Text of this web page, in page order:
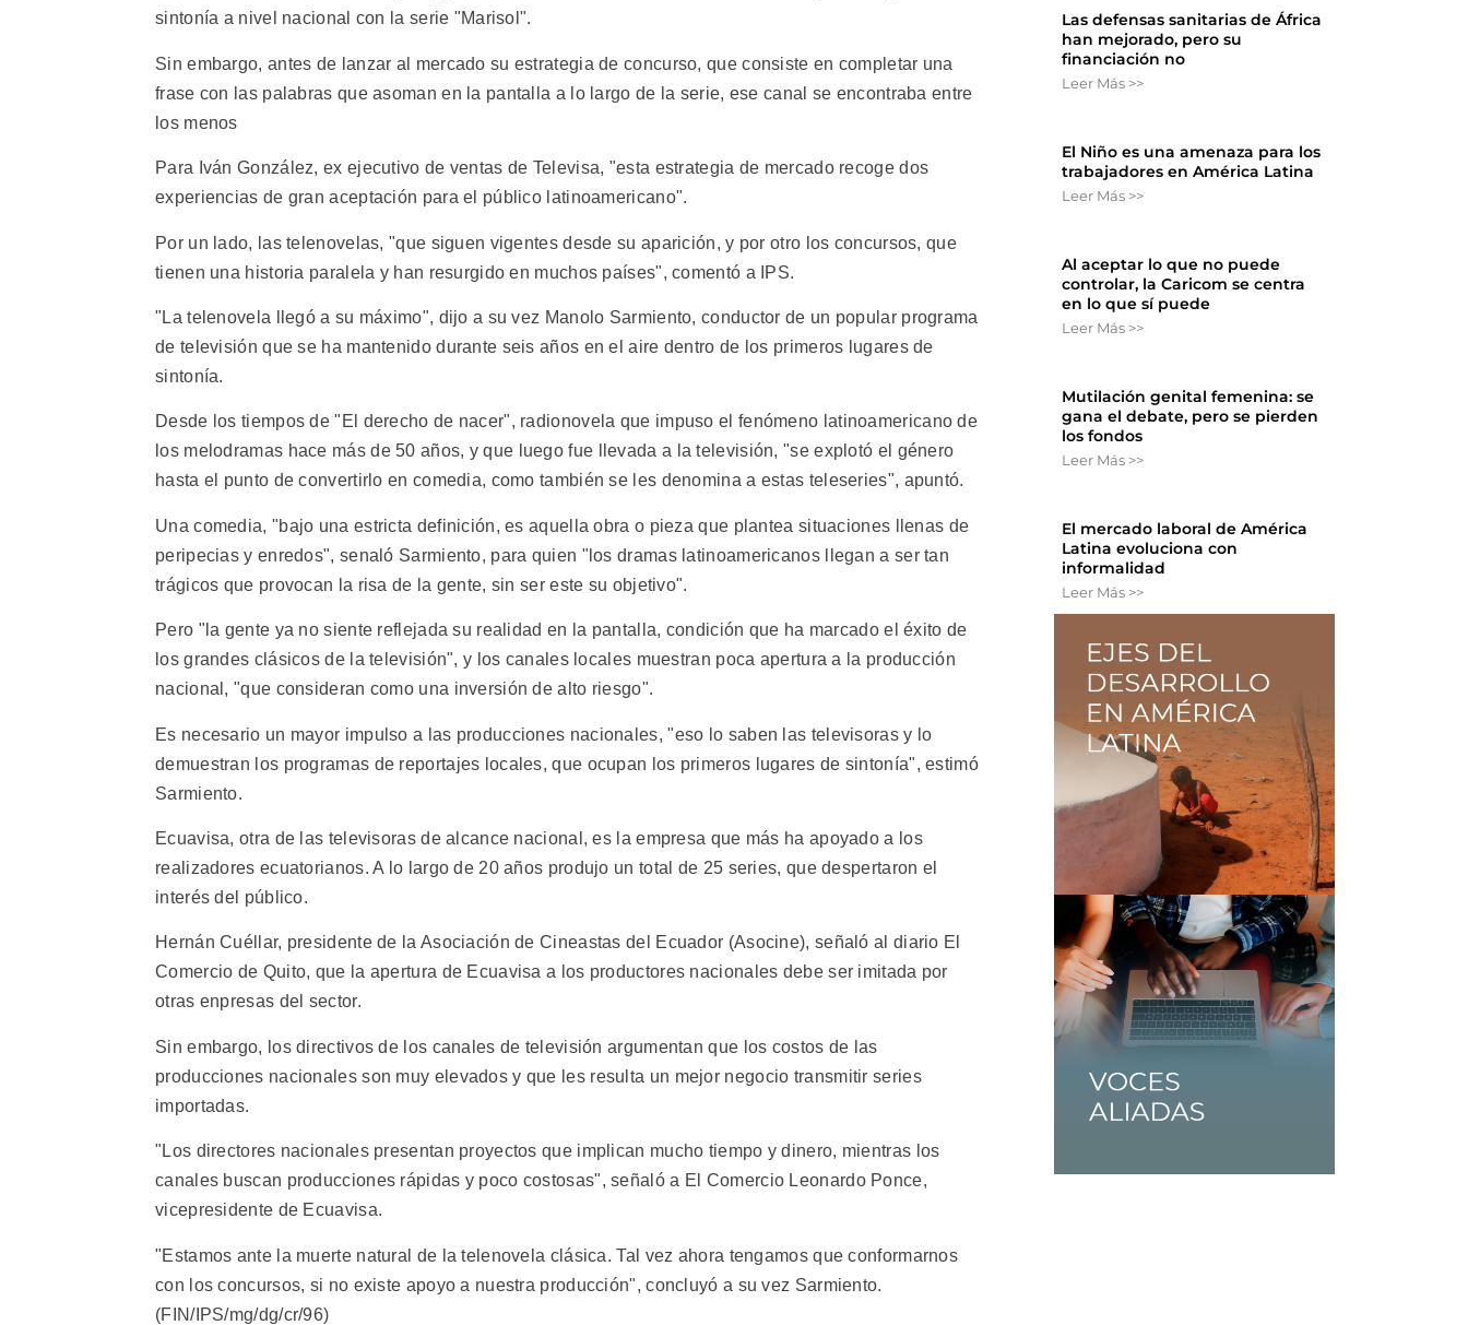
sintonía a nivel nacional con la serie "Marisol".
Sin embargo, antes de lanzar al mercado su estrategia de concurso, que consiste en completar una
frase con las palabras que asoman en la pantalla a lo largo de la serie, ese canal se encontraba entre
los menos
Para Iván González, ex ejecutivo de ventas de Televisa, "esta estrategia de mercado recoge dos
experiencias de gran aceptación para el público latinoamericano".
Por un lado, las telenovelas, "que siguen vigentes desde su aparición, y por otro los concursos, que
tienen una historia paralela y han resurgido en muchos países", comentó a IPS.
"La telenovela llegó a su máximo", dijo a su vez Manolo Sarmiento, conductor de un popular programa
de televisión que se ha mantenido durante seis años en el aire dentro de los primeros lugares de
sintonía.
Desde los tiempos de "El derecho de nacer", radionovela que impuso el fenómeno latinoamericano de
los melodramas hace más de 50 años, y que luego fue llevada a la televisión, "se explotó el género
hasta el punto de convertirlo en comedia, como también se les denomina a estas teleseries", apuntó.
Una comedia, "bajo una estricta definición, es aquella obra o pieza que plantea situaciones llenas de
peripecias y enredos", senaló Sarmiento, para quien "los dramas latinoamericanos llegan a ser tan
trágicos que provocan la risa de la gente, sin ser este su objetivo".
Pero "la gente ya no siente reflejada su realidad en la pantalla, condición que ha marcado el éxito de
los grandes clásicos de la televisión", y los canales locales muestran poca apertura a la producción
nacional, "que consideran como una inversión de alto riesgo".
Es necesario un mayor impulso a las producciones nacionales, "eso lo saben las televisoras y lo
demuestran los programas de reportajes locales, que ocupan los primeros lugares de sintonía", estimó
Sarmiento.
Ecuavisa, otra de las televisoras de alcance nacional, es la empresa que más ha apoyado a los
realizadores ecuatorianos. A lo largo de 20 años produjo un total de 25 series, que despertaron el
interés del público.
Hernán Cuéllar, presidente de la Asociación de Cineastas del Ecuador (Asocine), señaló al diario El
Comercio de Quito, que la apertura de Ecuavisa a los productores nacionales debe ser imitada por
otras enpresas del sector.
Sin embargo, los directivos de los canales de televisión argumentan que los costos de las
producciones nacionales son muy elevados y que les resulta un mejor negocio transmitir series
importadas.
"Los directores nacionales presentan proyectos que implican mucho tiempo y dinero, mientras los
canales buscan producciones rápidas y poco costosas", señaló a El Comercio Leonardo Ponce,
vicepresidente de Ecuavisa.
"Estamos ante la muerte natural de la telenovela clásica. Tal vez ahora tengamos que conformarnos
con los concursos, si no existe apoyo a nuestra producción", concluyó a su vez Sarmiento.
(FIN/IPS/mg/dg/cr/96)
Las defensas sanitarias de África
han mejorado, pero su
financiación no
Leer Más >>
El Niño es una amenaza para los
trabajadores en América Latina
Leer Más >>
Al aceptar lo que no puede
controlar, la Caricom se centra
en lo que sí puede
Leer Más >>
Mutilación genital femenina: se
gana el debate, pero se pierden
los fondos
Leer Más >>
El mercado laboral de América
Latina evoluciona con
informalidad
Leer Más >>